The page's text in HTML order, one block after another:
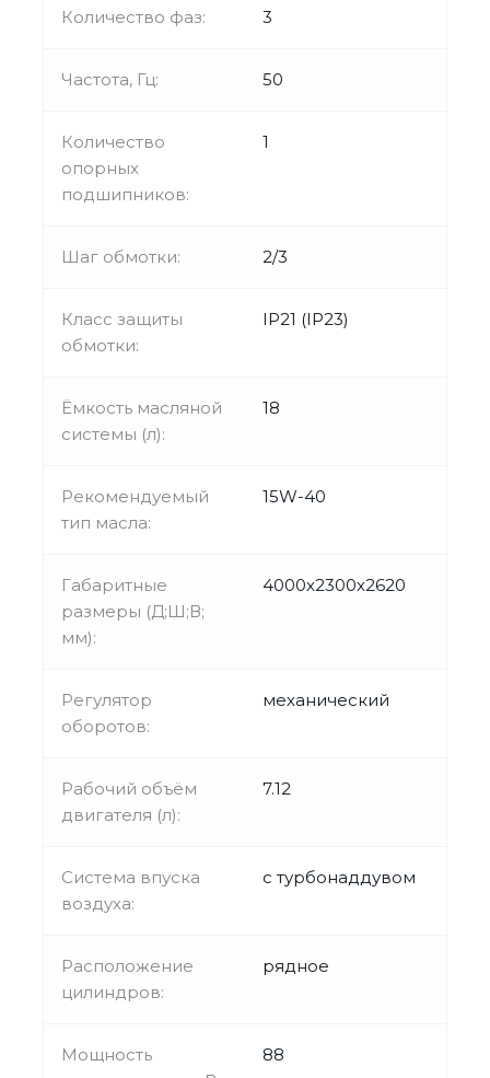
Количество фаз: 3
Частота, Гц: 50
Количество
опорных
подшипников:
1
Шаг обмотки: 2/3
Класс защиты
обмотки:
IP21 (IP23)
Ёмкость масляной
системы (л):
18
Рекомендуемый
тип масла:
15W-40
Габаритные
размеры (Д;Ш;В;
мм):
4000x2300x2620
Регулятор
оборотов:
механический
Рабочий объём
двигателя (л):
7.12
Система впуска
воздуха:
с турбонаддувом
Расположение
цилиндров:
рядное
Мощность
88